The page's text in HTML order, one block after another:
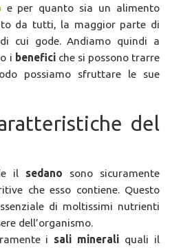
e per quanto sia un alimento
da tutti, la maggior parte di
di cui gode. Andiamo quindi a
i benefici che si possono trarre
possiamo sfruttare le sue
del
il sedano sono sicuramente
che esso contiene. Questo
di moltissimi nutrienti
dell’organismo.
i sali minerali quali il